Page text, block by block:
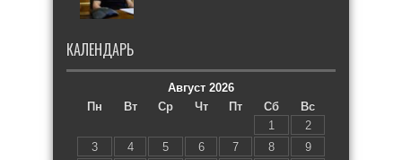
КАЛЕНДАРЬ
Август 2026
Пн
Вт Ср Чт Пт Сб
Вс
1
2
3
4 5 6 7 8
9